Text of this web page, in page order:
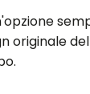
originale